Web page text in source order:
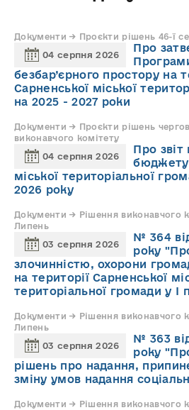
Документи → Проєкти рішень 46-ї
04 серпня 2026
Про
безбар’єрного простору на
Сарненської міської
на 2025 - 2027 роки
Документи → Проєкти рішень
виконавчого комітету
04 серпня 2026
Про
бюджету
міської територіальної
2026 року
Документи → Рішення виконавчого
Липень
03 серпня 2026
№ 364
року
злочинністю, охорони
на території Сарненської
територіальної громади у І
Документи → Рішення виконавчого
Липень
03 серпня 2026
№ 363
року
рішень про надання,
зміну умов надання
Документи → Рішення виконавчого